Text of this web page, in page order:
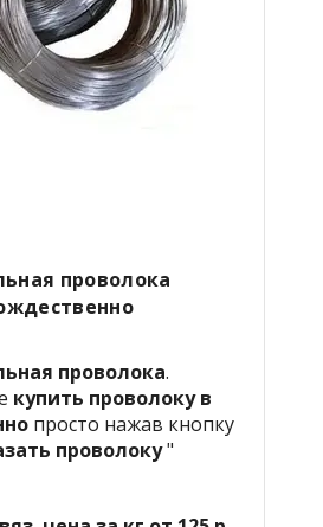
проволока
проволока.
купить проволоку в
просто нажав кнопку
проволоку"